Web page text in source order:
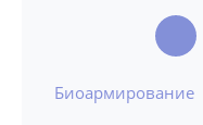
Биоармирование